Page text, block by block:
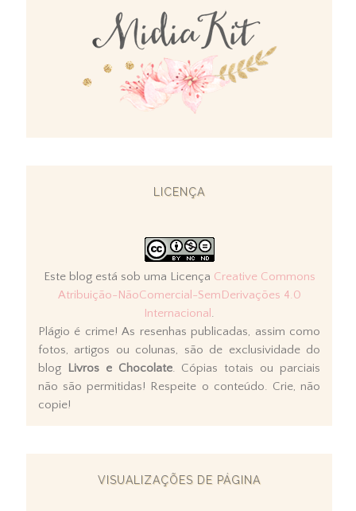
LICENÇA
Este blog está sob uma Licença Creative Commons
Atribuição-NãoComercial-SemDerivações 4.0
Internacional .
Plágio é crime! As resenhas publicadas, assim como
fotos, artigos ou colunas, são de exclusividade do
blog Livros e Chocolate. Cópias totais ou parciais
não são permitidas! Respeite o conteúdo. Crie, não
copie!
VISUALIZAÇÕES DE PÁGINA